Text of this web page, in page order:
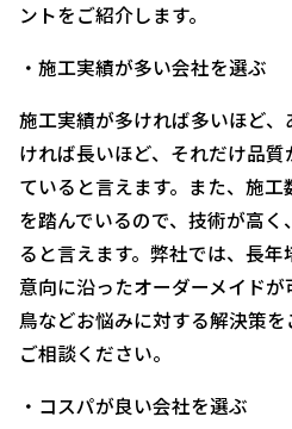
ントをご紹介します。
・施工実績が多い会社を選ぶ
施工実績が多ければ多いほど
ければ長いほど、それだけ品
ていると言えます。また、施
を踏んでいるので、技術が高
ると言えます。弊社では、長
意向に沿ったオーダーメイド
鳥などお悩みに対する解決策
ご相談ください。
・コスパが良い会社を選ぶ